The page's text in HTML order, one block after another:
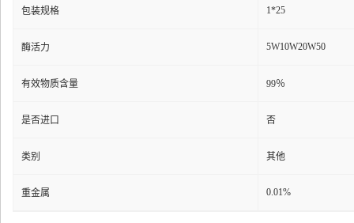
包装规格 1*25
酶活力 5W10W20W50
有效物质含量 99％
是否进口 否
类别 其他
重金属 0.01%